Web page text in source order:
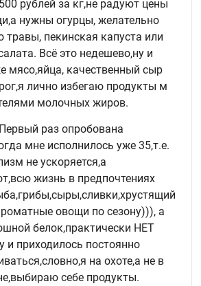
рублей за кг,не радуют цены
нужны огурцы, желательно
травы, пекинская капуста или
Всё это недешево,ну и
мясо,яйца, качественный сыр
лично избегаю продукты м
молочных жиров.
Первый раз опробована
мне исполнилось уже 35,т.е.
не ускоряется,а
жизнь в предпочтениях
овощи по сезону))), а
белок,практически НЕТ
и приходилось постоянно
на охоте,а не в
себе продукты.